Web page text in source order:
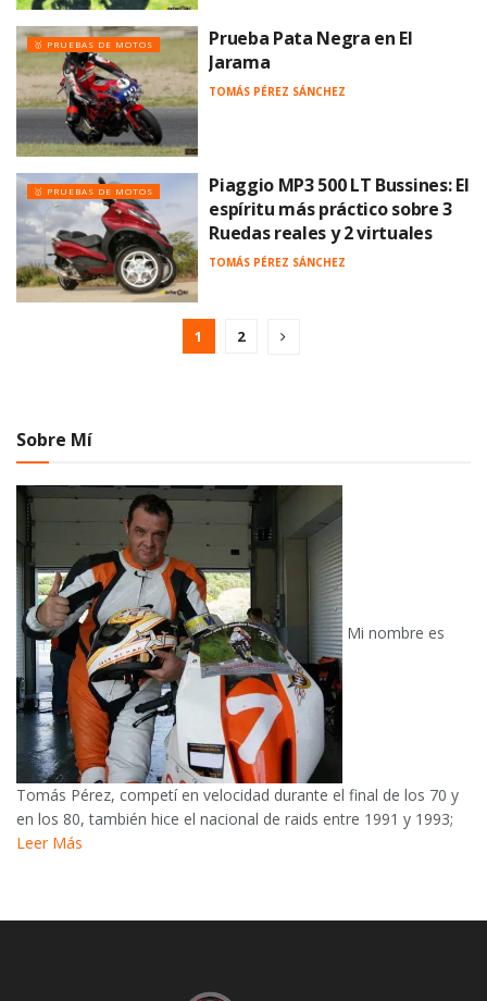
🥇 PRUEBAS DE MOTOS
Prueba Pata Negra en El
Jarama
TOMÁS PÉREZ SÁNCHEZ
🥇 PRUEBAS DE MOTOS
Piaggio MP3 500 LT Bussines: El
espíritu más práctico sobre 3
Ruedas reales y 2 virtuales
TOMÁS PÉREZ SÁNCHEZ
1 2
Sobre Mí
Mi nombre es
Tomás Pérez, competí en velocidad durante el final de los 70 y
en los 80, también hice el nacional de raids entre 1991 y 1993;
Leer Más